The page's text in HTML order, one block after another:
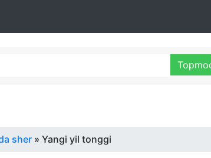
sher » Yangi yil tonggi